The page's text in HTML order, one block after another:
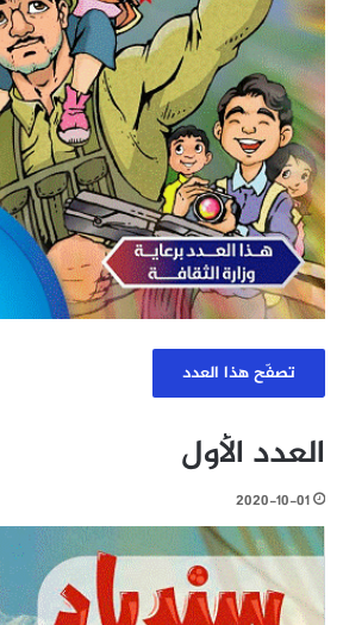
تصفّح هذا العدد
العدد الأول
2020-10-01